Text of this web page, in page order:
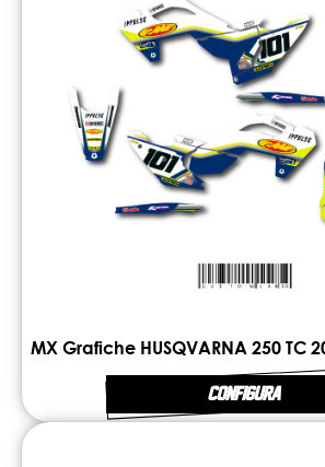
CONFIGURA